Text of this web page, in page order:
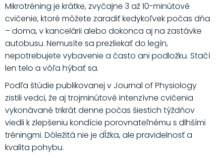
Mikrotréning je krátke, zvyčajne 3 až 10-minútové
cvičenie, ktoré môžete zaradiť kedykoľvek počas dňa
– doma, v kancelárii alebo dokonca aj na zastávke
autobusu. Nemusíte sa prezliekať do legín,
nepotrebujete vybavenie a často ani podložku. Stačí
len telo a vôľa hýbať sa.
Podľa štúdie publikovanej v Journal of Physiology
zistili vedci, že aj trojminútové intenzívne cvičenia
vykonávané trikrát denne počas šiestich týždňov
viedli k zlepšeniu kondície porovnateľnému s dlhšími
tréningmi. Dôležitá nie je dĺžka, ale pravidelnosť a
kvalita pohybu.